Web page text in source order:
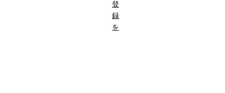
登
録
を